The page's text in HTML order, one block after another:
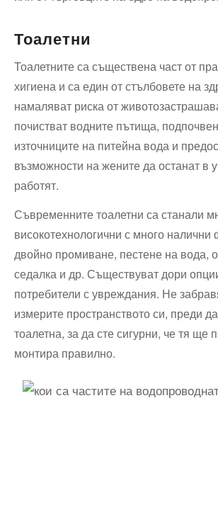
Тоалетни
Тоалетните са съществена част от
хигиена и са един от стълбовете на
намаляват риска от
почистват водните пътища,
източниците на питейна вода и
възможности на жените да останат в
работят.
Съвременните тоалетни са станали
високотехнологични с много налични
двойно промиване, пестене на вода,
седалка и др. Съществуват дори
потребители с увреждания. Не
измерите пространството си, преди
тоалетна, за да сте сигурни, че тя ще
монтира правилно.